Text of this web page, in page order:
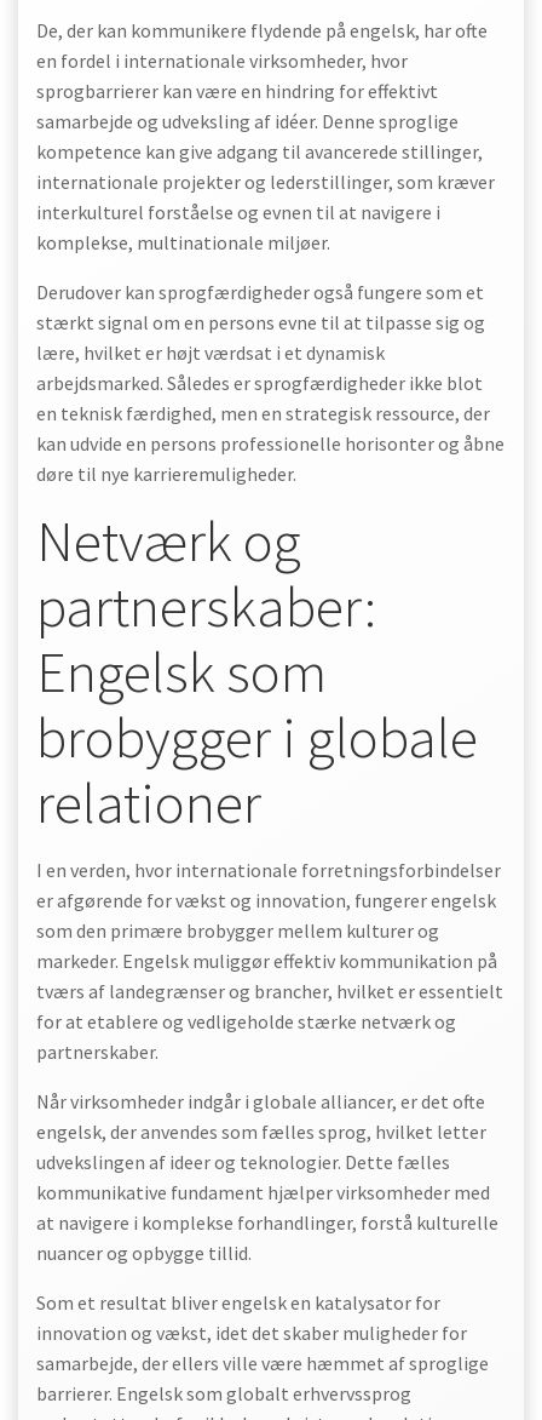
De, der kan kommunikere flydende på engelsk, har ofte
en fordel i internationale virksomheder, hvor
sprogbarrierer kan være en hindring for effektivt
samarbejde og udveksling af idéer. Denne sproglige
kompetence kan give adgang til avancerede stillinger,
internationale projekter og lederstillinger, som kræver
interkulturel forståelse og evnen til at navigere i
komplekse, multinationale miljøer.
Derudover kan sprogfærdigheder også fungere som et
stærkt signal om en persons evne til at tilpasse sig og
lære, hvilket er højt værdsat i et dynamisk
arbejdsmarked. Således er sprogfærdigheder ikke blot
en teknisk færdighed, men en strategisk ressource, der
kan udvide en persons professionelle horisonter og åbne
døre til nye karrieremuligheder.
Netværk og
partnerskaber:
Engelsk som
brobygger i globale
relationer
I en verden, hvor internationale forretningsforbindelser
er afgørende for vækst og innovation, fungerer engelsk
som den primære brobygger mellem kulturer og
markeder. Engelsk muliggør effektiv kommunikation på
tværs af landegrænser og brancher, hvilket er essentielt
for at etablere og vedligeholde stærke netværk og
partnerskaber.
Når virksomheder indgår i globale alliancer, er det ofte
engelsk, der anvendes som fælles sprog, hvilket letter
udvekslingen af ideer og teknologier. Dette fælles
kommunikative fundament hjælper virksomheder med
at navigere i komplekse forhandlinger, forstå kulturelle
nuancer og opbygge tillid.
Som et resultat bliver engelsk en katalysator for
innovation og vækst, idet det skaber muligheder for
samarbejde, der ellers ville være hæmmet af sproglige
barrierer. Engelsk som globalt erhvervssprog